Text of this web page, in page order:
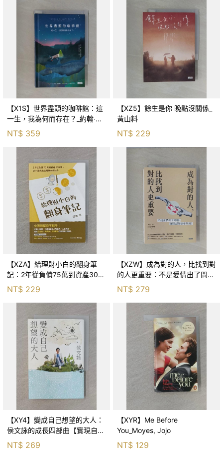
【X1S】世界盡頭的咖啡館：這
一生，我為何而存在？_約翰‧史
崔勒基, Elsa
NT$ 359
【XZ5】餘生是你 晚點沒關係_
黃山料
NT$ 229
【XZA】給理財小白的翻身筆
記：2年從負債75萬到資產300
萬，ETF讓我走在財務自由路上_
鐵蛋
NT$ 229
【XZW】成為對的人，比找到對
的人更重要：不是愛情出了問
題，而是認知需要升級！_Mr. P
NT$ 279
【XY4】變成自己想望的大人：
侯文詠的成長四部曲【實現自
己】_侯文詠
NT$ 269
【XYR】Me Before
You_Moyes, Jojo
NT$ 129